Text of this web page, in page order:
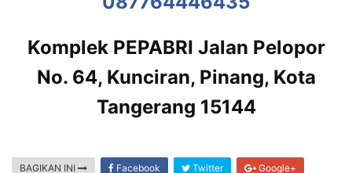
Komplek PEPABRI Jalan Pelopor
No. 64, Kunciran, Pinang, Kota
Tangerang 15144
BAGIKAN INI Facebook Twitter Google+